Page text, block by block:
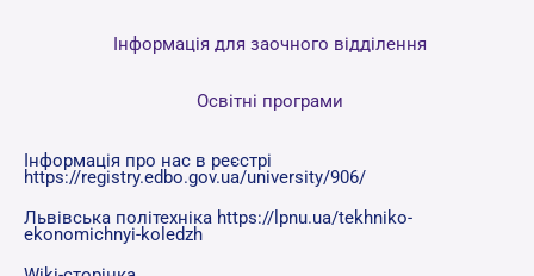
Інформація для заочного відділення
Освітні програми
Інформація про нас в реєстрі
https://registry.edbo.gov.ua/university/906/
Львівська політехніка https://lpnu.ua/tekhniko-
ekonomichnyi-koledzh